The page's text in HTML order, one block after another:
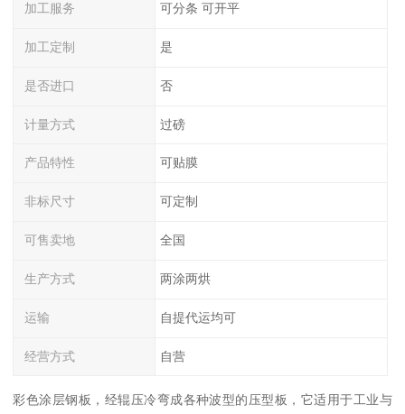
加工服务 可分条 可开平
加工定制 是
是否进口 否
计量方式 过磅
产品特性 可贴膜
非标尺寸 可定制
可售卖地 全国
生产方式 两涂两烘
运输 自提代运均可
经营方式 自营
彩色涂层钢板，经辊压冷弯成各种波型的压型板，它适用于工业与